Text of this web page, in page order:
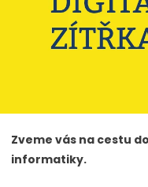
Zveme vás na cestu
informatiky.